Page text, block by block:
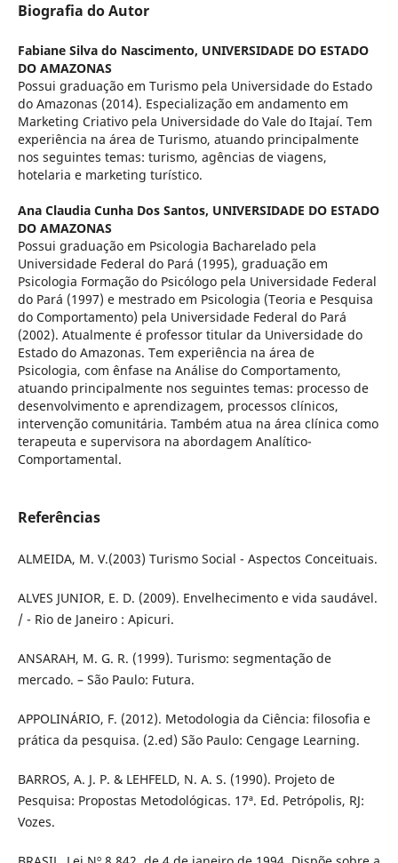
Biografia do Autor
Fabiane Silva do Nascimento, UNIVERSIDADE DO ESTADO
DO AMAZONAS
Possui graduação em Turismo pela Universidade do Estado
do Amazonas (2014). Especialização em andamento em
Marketing Criativo pela Universidade do Vale do Itajaí. Tem
experiência na área de Turismo, atuando principalmente
nos seguintes temas: turismo, agências de viagens,
hotelaria e marketing turístico.
Ana Claudia Cunha Dos Santos, UNIVERSIDADE DO ESTADO
DO AMAZONAS
Possui graduação em Psicologia Bacharelado pela
Universidade Federal do Pará (1995), graduação em
Psicologia Formação do Psicólogo pela Universidade Federal
do Pará (1997) e mestrado em Psicologia (Teoria e Pesquisa
do Comportamento) pela Universidade Federal do Pará
(2002). Atualmente é professor titular da Universidade do
Estado do Amazonas. Tem experiência na área de
Psicologia, com ênfase na Análise do Comportamento,
atuando principalmente nos seguintes temas: processo de
desenvolvimento e aprendizagem, processos clínicos,
intervenção comunitária. Também atua na área clínica como
terapeuta e supervisora na abordagem Analítico-
Comportamental.
Referências
ALMEIDA, M. V.(2003) Turismo Social - Aspectos Conceituais.
ALVES JUNIOR, E. D. (2009). Envelhecimento e vida saudável.
/ - Rio de Janeiro : Apicuri.
ANSARAH, M. G. R. (1999). Turismo: segmentação de
mercado. – São Paulo: Futura.
APPOLINÁRIO, F. (2012). Metodologia da Ciência: filosofia e
prática da pesquisa. (2.ed) São Paulo: Cengage Learning.
BARROS, A. J. P. & LEHFELD, N. A. S. (1990). Projeto de
Pesquisa: Propostas Metodológicas. 17ª. Ed. Petrópolis, RJ:
Vozes.